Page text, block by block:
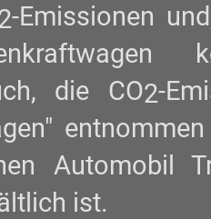
-Emissionen
die CO2-
Automobil
ist.